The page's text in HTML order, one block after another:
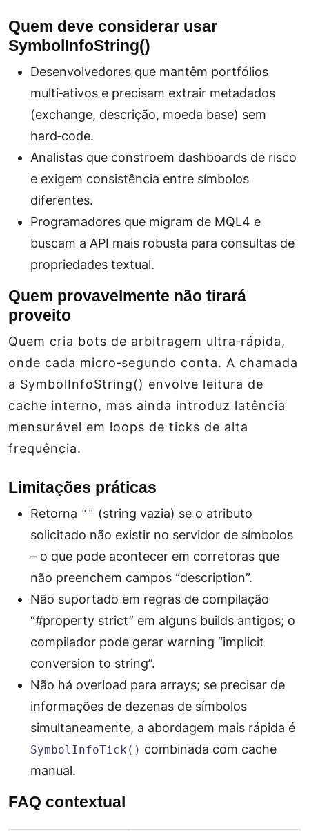
Quem deve considerar usar
SymbolInfoString()
Desenvolvedores que mantêm portfólios
multi‑ativos e precisam extrair metadados
(exchange, descrição, moeda base) sem
hard‑code.
Analistas que constroem dashboards de risco
e exigem consistência entre símbolos
diferentes.
Programadores que migram de MQL4 e
buscam a API mais robusta para consultas de
propriedades textual.
Quem provavelmente não tirará
proveito
Quem cria bots de arbitragem ultra‑rápida,
onde cada micro‑segundo conta. A chamada
a SymbolInfoString() envolve leitura de
cache interno, mas ainda introduz latência
mensurável em loops de ticks de alta
frequência.
Limitações práticas
Retorna "" (string vazia) se o atributo
solicitado não existir no servidor de símbolos
– o que pode acontecer em corretoras que
não preenchem campos “description”.
Não suportado em regras de compilação
“#property strict” em alguns builds antigos; o
compilador pode gerar warning “implicit
conversion to string”.
Não há overload para arrays; se precisar de
informações de dezenas de símbolos
simultaneamente, a abordagem mais rápida é
SymbolInfoTick() combinada com cache
manual.
FAQ contextual